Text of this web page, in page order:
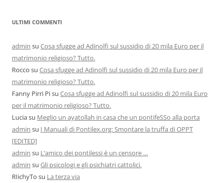
ULTIMI COMMENTI
admin su Cosa sfugge ad Adinolfi sul sussidio di 20 mila Euro per il
matrimonio religioso? Tutto.
Rocco su Cosa sfugge ad Adinolfi sul sussidio di 20 mila Euro per il
matrimonio religioso? Tutto.
Fanny Pirri Pisu Cosa sfugge ad Adinolfi sul sussidio di 20 mila Euro
per il matrimonio religioso? Tutto.
Luciasu Meglio un ayatollah in casa che un pontifeSSo alla porta
admin su I Manuali di Pontilex.org: Smontare la truffa di OPPT
[EDITED]
admin su L’amico dei pontilessi è un censore …
admin su Gli psicologi e gli psichiatri cattolici.
RIichyTo su La terza via